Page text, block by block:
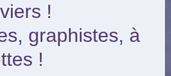
!
graphistes, à
!